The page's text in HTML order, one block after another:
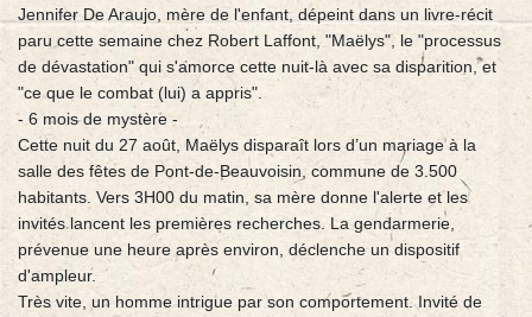
Jennifer De Araujo, mère de l'enfant, dépeint dans un livre-récit
paru cette semaine chez Robert Laffont, "Maëlys", le "processus
de dévastation" qui s'amorce cette nuit-là avec sa disparition, et
"ce que le combat (lui) a appris".
- 6 mois de mystère -
Cette nuit du 27 août, Maëlys disparaît lors d’un mariage à la
salle des fêtes de Pont-de-Beauvoisin, commune de 3.500
habitants. Vers 3H00 du matin, sa mère donne l'alerte et les
invités lancent les premières recherches. La gendarmerie,
prévenue une heure après environ, déclenche un dispositif
d'ampleur.
Très vite, un homme intrigue par son comportement. Invité de